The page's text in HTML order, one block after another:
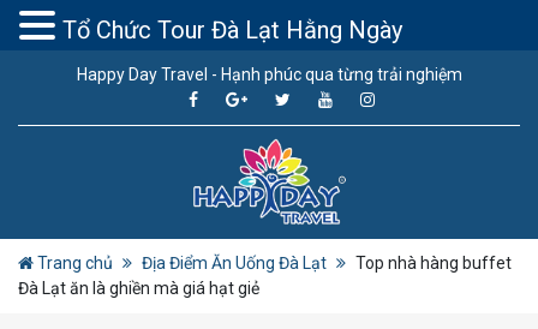
Happy Day Travel - Hạnh phúc qua từng trải nghiệm
Trang chủ Địa Điểm Ăn Uống Đà Lạt
Top nhà hàng buffet
Đà Lạt ăn là ghiền mà giá hạt giẻ
Tổ Chức Tour Đà Lạt Hằng Ngày